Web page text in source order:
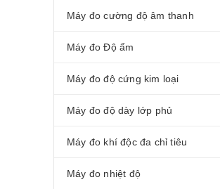
Máy đo cường độ âm thanh
Máy đo Độ ẩm
Máy đo độ cứng kim loại
Máy đo độ dày lớp phủ
Máy đo khí độc đa chỉ tiêu
Máy đo nhiệt độ